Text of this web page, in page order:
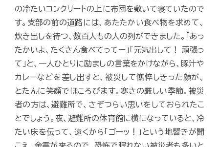
の冷たいコンクリートの上に布団を敷いて寝ていたので
す。支部の前の道路には、あたたかい食べ物を求めて、
炊き出しを待つ、数百人もの人の列ができました。「あっ
たかいよ、たくさん食べてってー」「元気出して！ 頑張っ
て」と、一人ひとりに励ましの言葉をかけながら、豚汁や
カレーなどを差し出すと、被災して憔悴しきった顔が、
とたんに笑顔でほころびます。寒さの厳しい季節。被災
者の方は、避難所で、さぞつらい思いをしておられたこ
とでしょう。夜、避難所の体育館に横になっていると、冷
たい床を伝って、遠くから「ゴーッ！」という地響きが聞